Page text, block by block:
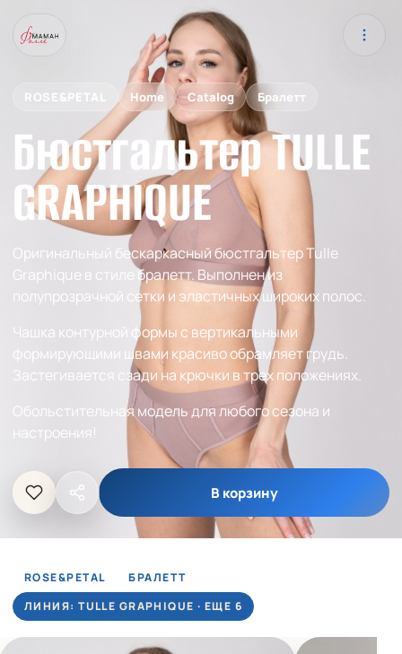
ROSE&PETAL Home Catalog Бралетт
Бюстгальтер TULLE
GRAPHIQUE
Оригинальный бескаркасный бюстгальтер Tulle
Graphique в стиле бралетт. Выполнен из
полупрозрачной сетки и эластичных широких полос.
Чашка контурной формы с вертикальными
формирующими швами красиво обрамляет грудь.
Застегивается сзади на крючки в трех положениях.
Обольстительная модель для любого сезона и
настроения!
В корзину
ROSE&PETAL
БРАЛЕТТ
ЛИНИЯ: TULLE GRAPHIQUE · ЕЩЕ 6